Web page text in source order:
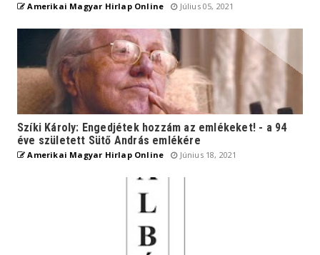
Amerikai Magyar Hirlap Online Július 05, 2021
Szíki Károly: Engedjétek hozzám az emlékeket! - a 94
éve született Sütő András emlékére
Amerikai Magyar Hirlap Online Június 18, 2021